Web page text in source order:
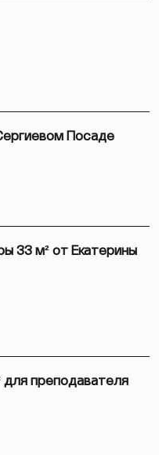
Посаде
33 м² от Екатерины
преподавателя